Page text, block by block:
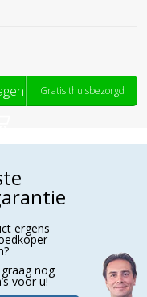
Gratis thuisbezorgd
ergens
nog
voor u!